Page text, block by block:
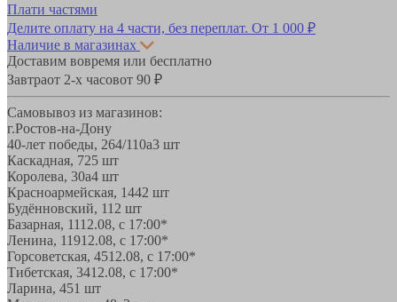
Плати частями
Делите оплату на 4 части, без переплат. От 1 000 ₽
Наличие в магазинах
Доставим вовремя или бесплатно
Завтраот 2-х часовот 90 ₽
Самовывоз из магазинов:
г.Ростов-на-Дону
40-лет победы, 264/110а3 шт
Каскадная, 725 шт
Королева, 30а4 шт
Красноармейская, 1442 шт
Будённовский, 11 2 шт
Базарная, 1112.08, с 17:00*
Ленина, 11912.08, с 17:00*
Горсоветская, 4512.08, с 17:00*
Тибетская, 3412.08, с 17:00*
Ларина, 451 шт